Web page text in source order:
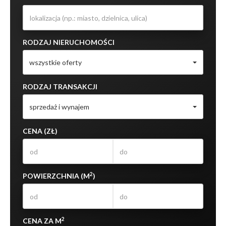
RODZAJ NIERUCHOMOŚCI
wszystkie oferty
RODZAJ TRANSAKCJI
sprzedaż i wynajem
CENA (ZŁ)
POWIERZCHNIA (M2)
CENA ZA M2